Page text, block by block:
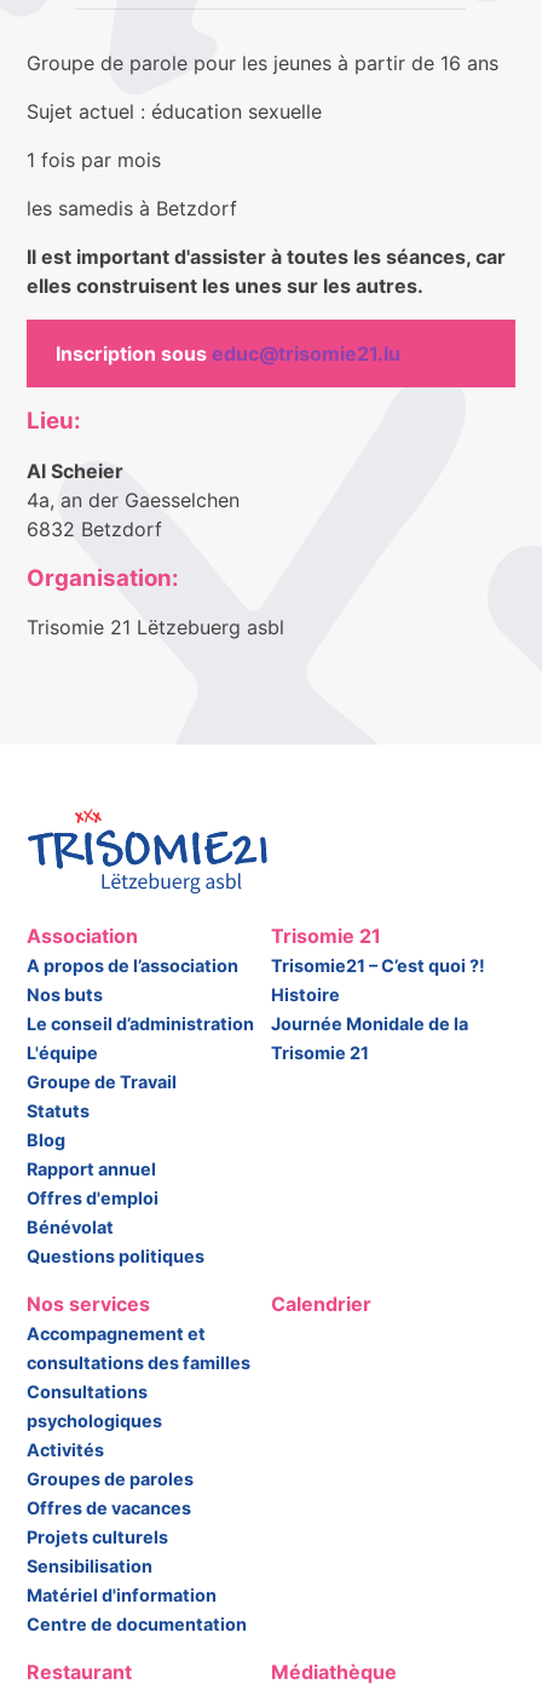
Groupe de parole pour les jeunes à partir de 16 ans
Sujet actuel : éducation sexuelle
1 fois par mois
les samedis à Betzdorf
Il est important d'assister à toutes les séances, car
elles construisent les unes sur les autres.
Inscription souseduc@trisomie21.lu
Lieu:
Al Scheier
4a, an der Gaesselchen
6832 Betzdorf
Organisation:
Trisomie 21 Lëtzebuerg asbl
Association
A propos de l’association
Nos buts
Le conseil d’administration
L'équipe
Groupe de Travail
Statuts
Blog
Rapport annuel
Offres d'emploi
Bénévolat
Questions politiques
Trisomie 21
Trisomie21 – C’est quoi ?!
Histoire
Journée Monidale de la
Trisomie 21
Nos services
Accompagnement et
consultations des familles
Consultations
psychologiques
Activités
Groupes de paroles
Offres de vacances
Projets culturels
Sensibilisation
Matériel d'information
Centre de documentation
Calendrier
Restaurant Médiathèque